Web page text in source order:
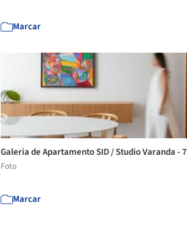
Marcar
Galeria de Apartamento SID / Studio Varanda - 7
Foto
Marcar